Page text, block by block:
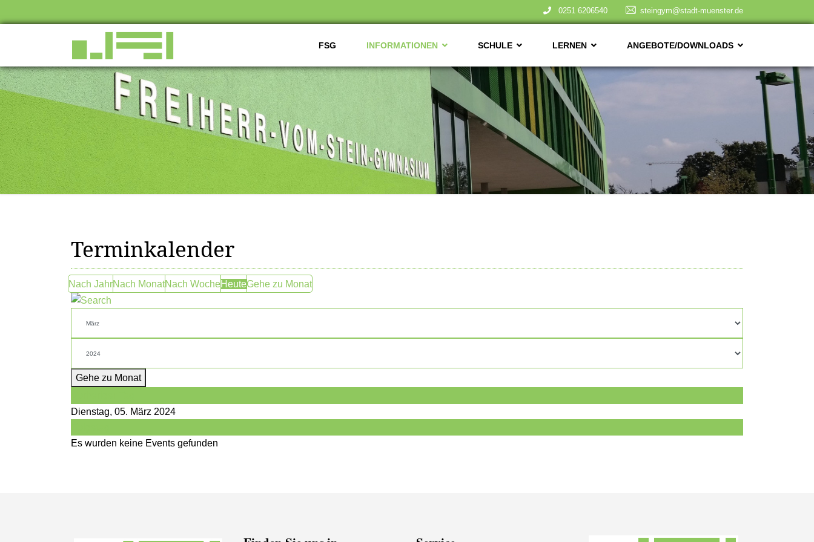
0251 6206540 steingym@stadt-muenster.de
FSG INFORMATIONEN SCHULE LERNEN ANGEBOTE/DOWNLOADS
Terminkalender
Nach JahrNach MonatNach WocheHeuteGehe zu Monat
Gehe zu Monat
Dienstag, 05. März 2024
Es wurden keine Events gefunden